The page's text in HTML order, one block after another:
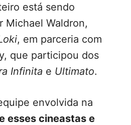
está sendo
Michael Waldron,
, em parceria com
que participou dos
Infinita e Ultimato.
envolvida na
esses cineastas e